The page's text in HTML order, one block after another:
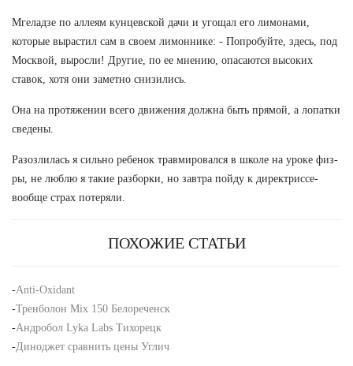
Мгеладзе по аллеям кунцевской дачи и угощал его лимонами,
которые вырастил сам в своем лимоннике: - Попробуйте, здесь, под
Москвой, выросли! Другие, по ее мнению, опасаются высоких
ставок, хотя они заметно снизились.
Она на протяжении всего движения должна быть прямой, а лопатки
сведены.
Разозлилась я сильно ребенок травмировался в школе на уроке физ-
ры, не люблю я такие разборки, но завтра пойду к директриссе-
вообще страх потеряли.
ПОХОЖИЕ СТАТЬИ
-Anti-Oxidant
-Тренболон Mix 150 Белореченск
-Андробол Lyka Labs Тихорецк
-Диноджет сравнить цены Углич